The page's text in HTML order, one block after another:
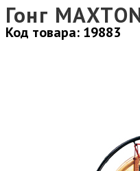
Гонг
Код товара: 19883